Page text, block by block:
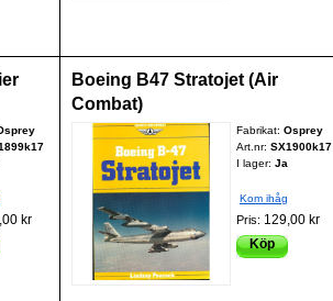
kr
Boeing B47 Stratojet (Air
Combat)
Fabrikat: Osprey
Art.nr: SX1900k17
I lager: Ja
Kom ihåg
Pris: 129,00 kr
Köp